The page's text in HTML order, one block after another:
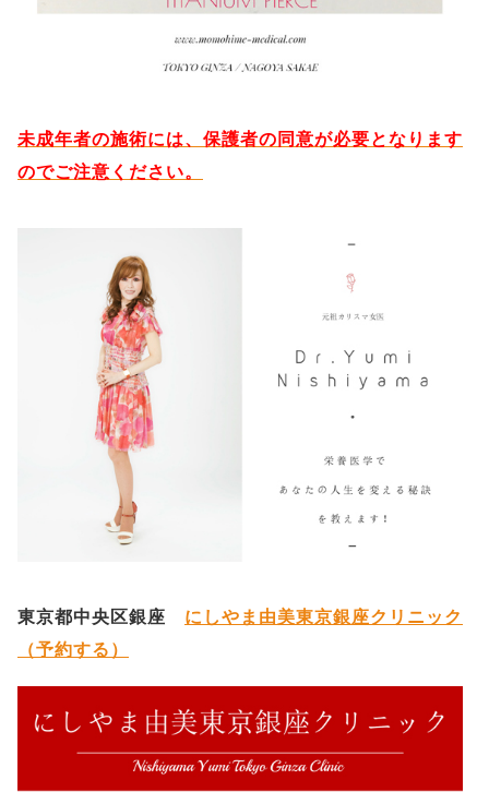
未成年者の施術には、保護者の同意が必要となります
のでご注意ください。
東京都中央区銀座 にしやま由美東京銀座クリニック
（予約する）